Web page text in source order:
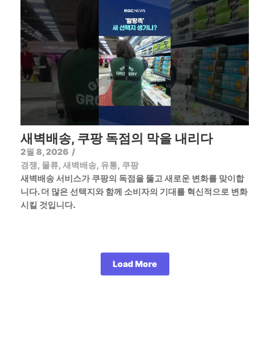
새벽배송, 쿠팡 독점의 막을 내리다
2월 8, 2026 /
경쟁, 물류, 새벽배송, 유통, 쿠팡
새벽배송 서비스가 쿠팡의 독점을 뚫고 새로운 변화를 맞이합
니다. 더 많은 선택지와 함께 소비자의 기대를 혁신적으로 변화
시킬 것입니다.
Load More